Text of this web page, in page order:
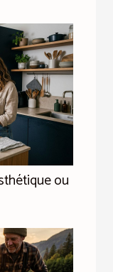
ou